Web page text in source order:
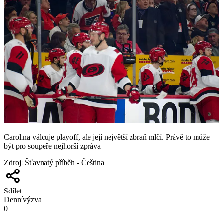
Carolina válcuje playoff, ale její největší zbraň mlčí. Právě to může
být pro soupeře nejhorší zpráva
Zdroj: Šťavnatý příběh - Čeština
Sdílet
Dennívýzva
0